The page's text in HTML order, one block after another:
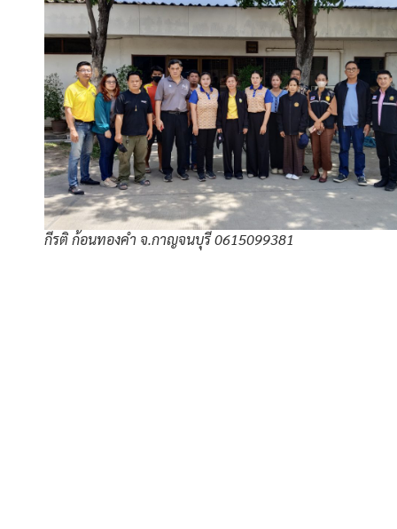
กีรติ ก้อนทองคำ จ.กาญจนบุรี 0615099381